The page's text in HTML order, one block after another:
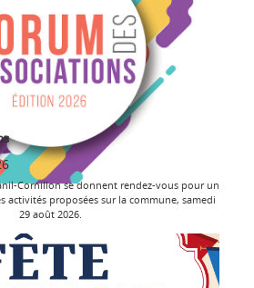
Cornillon se donnent rendez-vous pour un
activités proposées sur la commune, samedi
29 août 2026.